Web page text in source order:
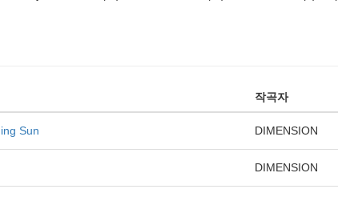
작곡자
Sun DIMENSION
DIMENSION